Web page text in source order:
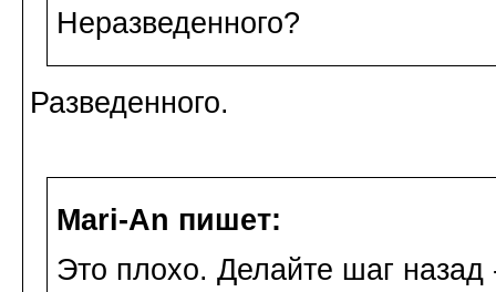
Неразведенного?
Разведенного.
Mari-An пишет:
Это плохо. Делайте шаг назад